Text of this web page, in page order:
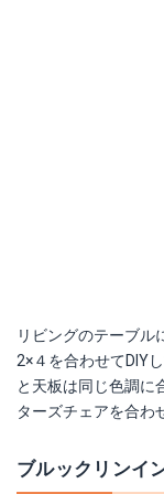
リビングのテーブル
2×４を合わせてDIY
と天板は同じ色調に
ターズチェアを合わ
ブルックリンイ